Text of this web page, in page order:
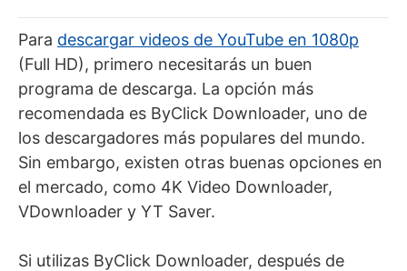
Para descargar videos de YouTube en 1080p
(Full HD), primero necesitarás un buen
programa de descarga. La opción más
recomendada es ByClick Downloader, uno de
los descargadores más populares del mundo.
Sin embargo, existen otras buenas opciones en
el mercado, como 4K Video Downloader,
VDownloader y YT Saver.
Si utilizas ByClick Downloader, después de